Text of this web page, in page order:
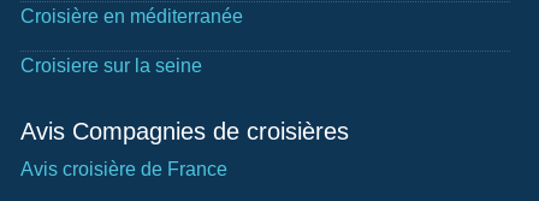
Croisière en méditerranée
Croisiere sur la seine
Avis Compagnies de croisières
Avis croisière de France